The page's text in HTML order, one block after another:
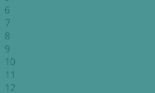
6
7
8
9
10
11
12